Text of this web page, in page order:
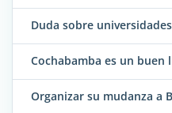
Duda sobre
Cochabamba es un buen
Organizar su mudanza a